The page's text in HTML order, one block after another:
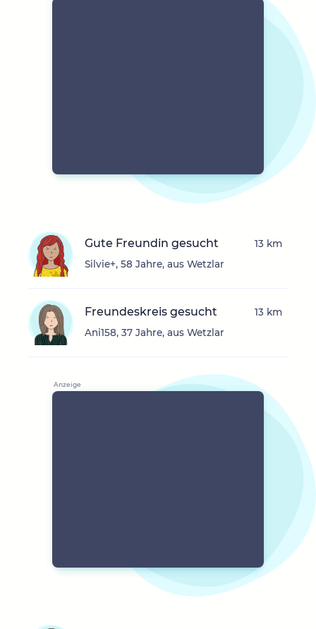
Gute Freundin gesucht
Silvie+, 58 Jahre, aus Wetzlar
13 km
Freundeskreis gesucht
Ani158, 37 Jahre, aus Wetzlar
13 km